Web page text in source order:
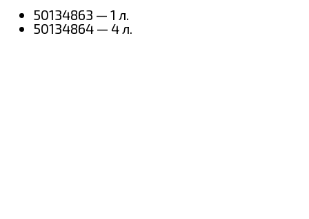
50134863 — 1 л.
50134864 — 4 л.